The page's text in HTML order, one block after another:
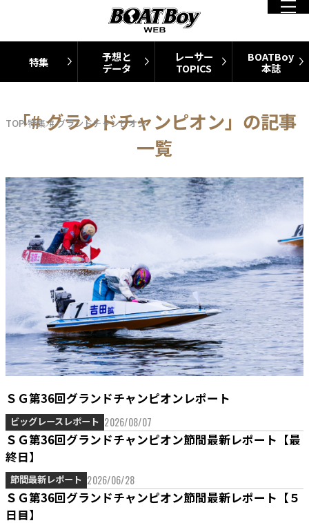
特集
予想と
データ
レーサー
TOPICS
BOATBoy
本誌
TOP 特集 # グランドチャンピオン
「# グランドチャンピオン」の記事
一覧
ＳＧ第36回グランドチャンピオンレポート
ビッグレースレポート 2026/08/07
ＳＧ第36回グランドチャンピオン節間最新レポート【最
終日】
節間最新レポート 2026/06/28
ＳＧ第36回グランドチャンピオン節間最新レポート【５
日目】